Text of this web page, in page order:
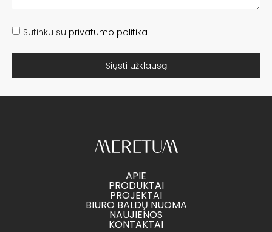
Sutinku su privatumo politika
Siųsti užklausą
APIE
PRODUKTAI
PROJEKTAI
BIURO BALDŲ NUOMA
NAUJIENOS
KONTAKTAI